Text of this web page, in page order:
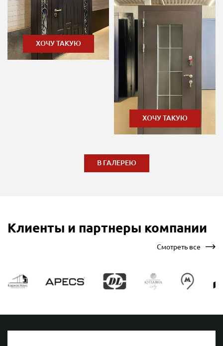
ХОЧУ ТАКУЮ
ХОЧУ ТАКУЮ
В ГАЛЕРЕЮ
Клиенты и партнеры компании
Смотреть все